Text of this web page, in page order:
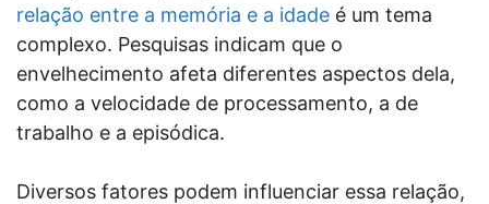
relação entre a memória e a idade é um tema
complexo. Pesquisas indicam que o
envelhecimento afeta diferentes aspectos dela,
como a velocidade de processamento, a de
trabalho e a episódica.
Diversos fatores podem influenciar essa relação,